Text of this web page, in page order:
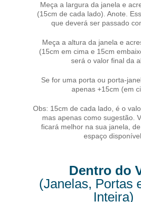
Meça a largura da janela e
(15cm de cada lado). Anote.
que deverá ser passado
Meça a altura da janela e
(15cm em cima e 15cm
será o valor final da
Se for uma porta ou porta-
apenas +15cm (em
Obs: 15cm de cada lado, é o
mas apenas como sugestão.
ficará melhor na sua janela,
espaço
Dentro do
(Janelas, Portas
Inteira)